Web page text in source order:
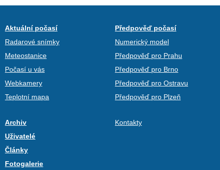
Aktuální počasí
Radarové snímky
Meteostanice
Počasí u vás
Webkamery
Teplotní mapa
Předpověď počasí
Numerický model
Předpověď pro Prahu
Předpověď pro Brno
Předpověď pro Ostravu
Předpověď pro Plzeň
Archiv
Uživatelé
Články
Fotogalerie
Kontakty